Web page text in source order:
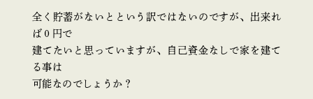
全く貯蓄がないとという訳ではないのですが、出来れ
ば０円で
建てたいと思っていますが、自己資金なしで家を建て
る事は
可能なのでしょうか？